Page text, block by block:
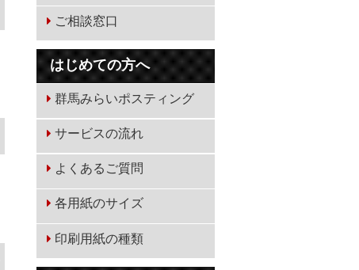
ご相談窓口
はじめての方へ
群馬みらいポスティング
サービスの流れ
よくあるご質問
各用紙のサイズ
印刷用紙の種類